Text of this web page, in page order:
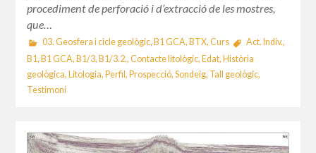
procediment de perforació i d’extracció de les mostres,
que…
03. Geosfera i cicle geològic, B1 GCA, BTX, Curs Act. Indiv.,
B1, B1 GCA, B1/3, B1/3.2.,Contacte litològic, Edat, Història
geològica, Litologia, Perfil, Prospecció,Sondeig, Tall geològic,
Testimoni